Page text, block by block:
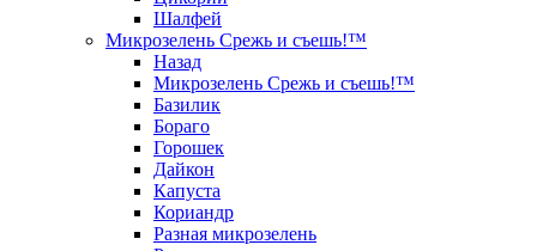
Шалфей
Микрозелень Срежь и съешь!™
Назад
Микрозелень Срежь и съешь!™
Базилик
Бораго
Горошек
Дайкон
Капуста
Кориандр
Разная микрозелень